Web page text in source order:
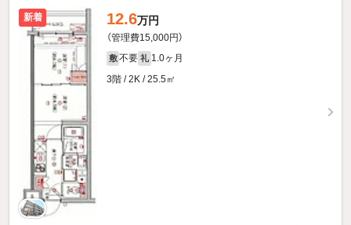
新着 12.6万円
（管理費15,000円）
敷 不要 礼 1.0ヶ月
3階 / 2K / 25.5㎡